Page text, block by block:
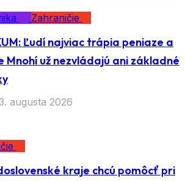
Zahraničie
Ľudí najviac trápia peniaze a
Mnohí už nezvládajú ani základné
3. augusta 2026
kraje chcú pomôcť pri